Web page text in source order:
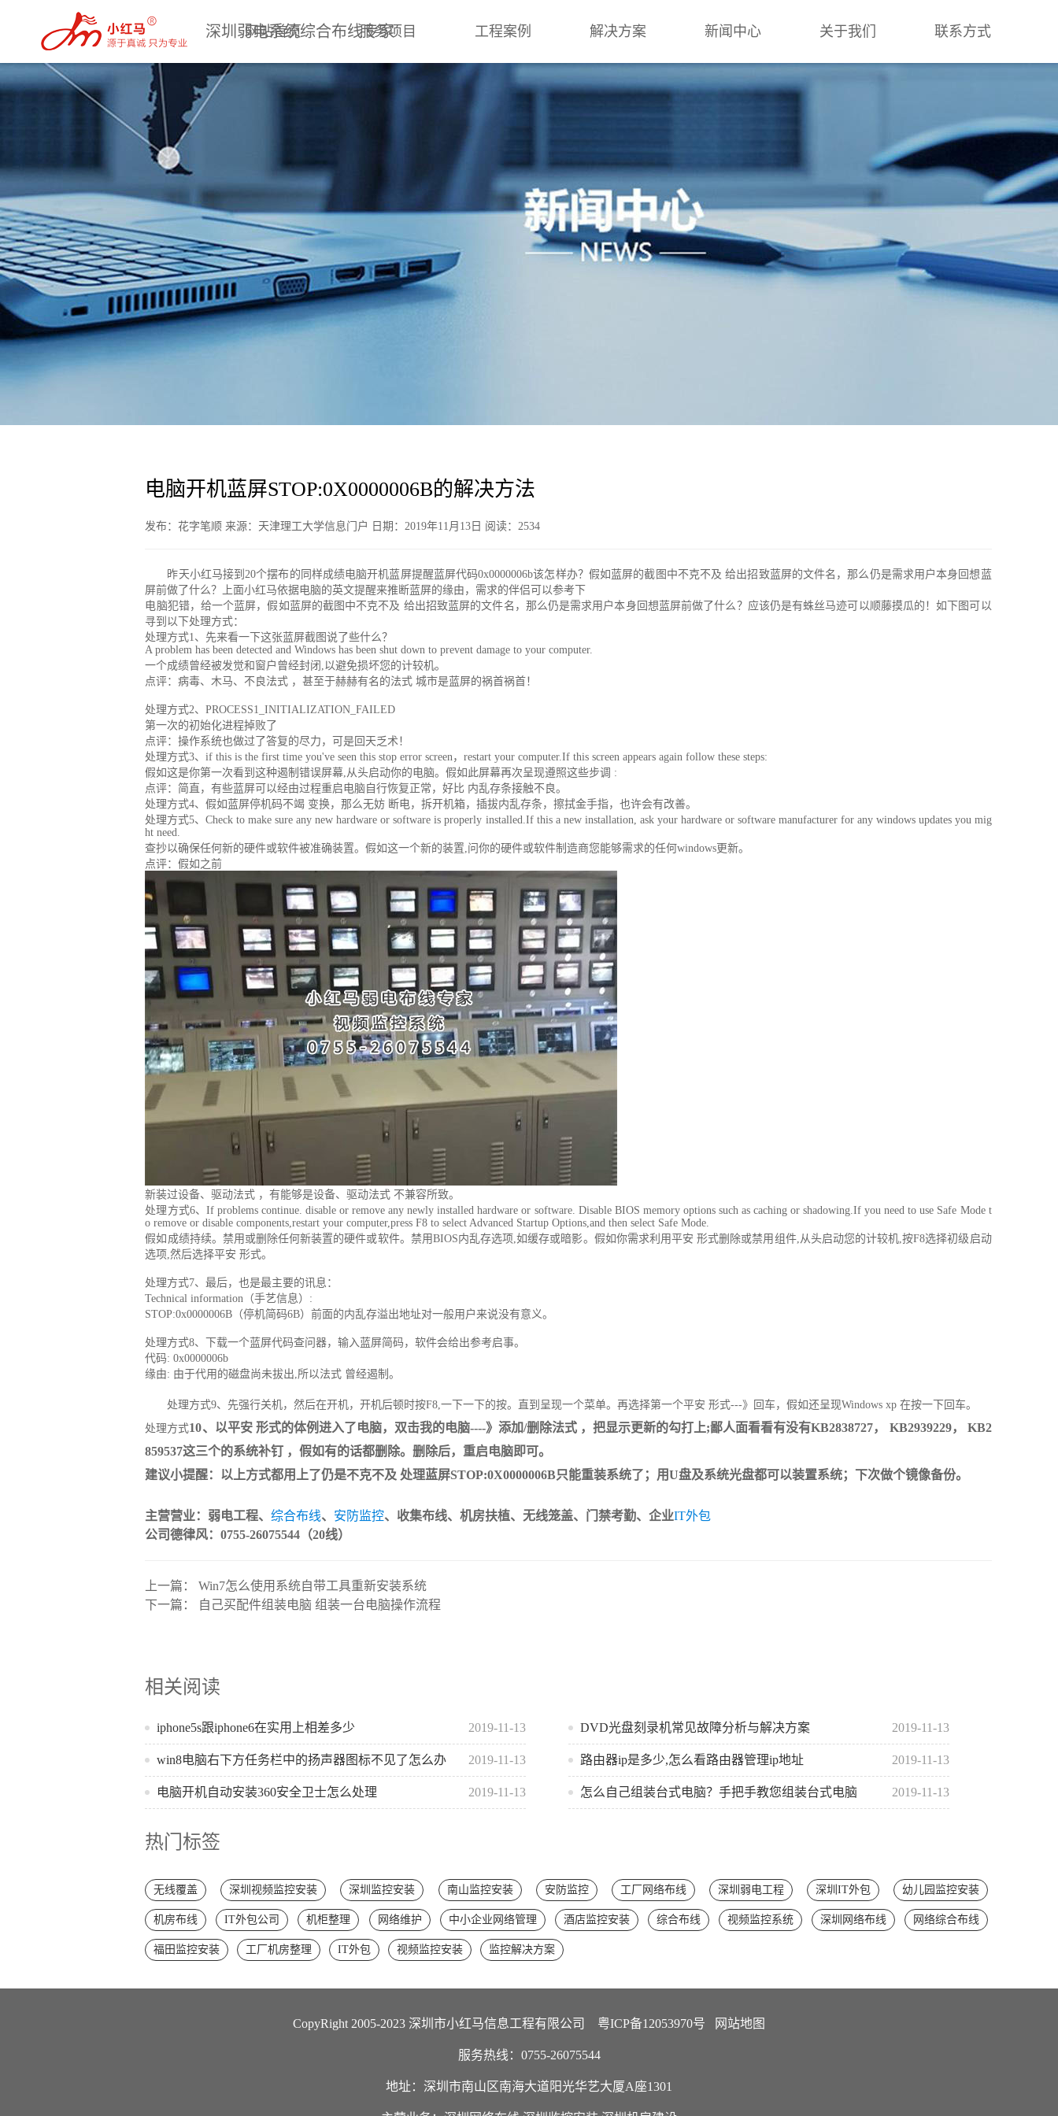
深圳弱电系统综合布线专家
网站首页 服务项目 工程案例 解决方案 新闻中心 关于我们 联系方式
电脑开机蓝屏STOP:0X0000006B的解决方法
发布：花字笔顺 来源：天津理工大学信息门户 日期：2019年11月13日 阅读：2534
昨天小红马接到20个摆布的同样成绩电脑开机蓝屏提醒蓝屏代码0x0000006b该怎样办？假如蓝屏的截图中不克不及 给出招致蓝屏的文件名，那么仍是需求用户本身回想蓝
屏前做了什么？上面小红马依据电脑的英文提醒来推断蓝屏的缘由，需求的伴侣可以参考下
电脑犯错，给一个蓝屏，假如蓝屏的截图中不克不及 给出招致蓝屏的文件名，那么仍是需求用户本身回想蓝屏前做了什么？应该仍是有蛛丝马迹可以顺藤摸瓜的！如下图可以
寻到以下处理方式：
处理方式1、先来看一下这张蓝屏截图说了些什么？
A problem has been detected and Windows has been shut down to prevent damage to your computer.
一个成绩曾经被发觉和窗户曾经封闭,以避免损坏您的计较机。
点评：病毒、木马、不良法式 ，甚至于赫赫有名的法式 城市是蓝屏的祸首祸首！
处理方式2、PROCESS1_INITIALIZATION_FAILED
第一次的初始化进程掉败了
点评：操作系统也做过了答复的尽力，可是回天乏术！
处理方式3、if this is the first time you've seen this stop error screen，restart your computer.If this screen appears again follow these steps:
假如这是你第一次看到这种遏制错误屏幕,从头启动你的电脑。假如此屏幕再次呈现遵照这些步调 :
点评：简直，有些蓝屏可以经由过程重启电脑自行恢复正常，好比 内乱存条接触不良。
处理方式4、假如蓝屏停机码不竭 变换，那么无妨 断电，拆开机箱，插拔内乱存条，擦拭金手指，也许会有改善。
处理方式5、Check to make sure any new hardware or software is properly installed.If this a new installation, ask your hardware or software manufacturer for any windows updates you mig
ht need.
查抄以确保任何新的硬件或软件被准确装置。假如这一个新的装置,问你的硬件或软件制造商您能够需求的任何windows更新。
点评：假如之前
新装过设备、驱动法式 ，有能够是设备、驱动法式 不兼容所致。
处理方式6、If problems continue. disable or remove any newly installed hardware or software. Disable BIOS memory options such as caching or shadowing.If you need to use Safe Mode t
o remove or disable components,restart your computer,press F8 to select Advanced Startup Options,and then select Safe Mode.
假如成绩持续。禁用或删除任何新装置的硬件或软件。禁用BIOS内乱存选项,如缓存或暗影。假如你需求利用平安 形式删除或禁用组件,从头启动您的计较机,按F8选择初级启动
选项,然后选择平安 形式。
处理方式7、最后，也是最主要的讯息：
Technical information（手艺信息）:
STOP:0x0000006B（停机简码6B）前面的内乱存溢出地址对一般用户来说没有意义。
处理方式8、下载一个蓝屏代码查问器，输入蓝屏简码，软件会给出参考启事。
代码: 0x0000006b
缘由: 由于代用的磁盘尚未拔出,所以法式 曾经遏制。
处理方式9、先强行关机，然后在开机，开机后顿时按F8,一下一下的按。直到呈现一个菜单。再选择第一个平安 形式---》回车，假如还呈现Windows xp 在按一下回车。
处理方式10、以平安 形式的体例进入了电脑，双击我的电脑----》添加/删除法式 ，把显示更新的勾打上;鄙人面看看有没有KB2838727， KB2939229， KB2
859537这三个的系统补钉 ，假如有的话都删除。删除后，重启电脑即可。
建议小提醒：以上方式都用上了仍是不克不及 处理蓝屏STOP:0X0000006B只能重装系统了；用U盘及系统光盘都可以装置系统；下次做个镜像备份。
主营营业：弱电工程、综合布线、 安防监控、收集布线、机房扶植、无线笼盖、门禁考勤、企业IT外包
公司德律风：0755-26075544（20线）
上一篇：Win7怎么使用系统自带工具重新安装系统
下一篇： 自己买配件组装电脑 组装一台电脑操作流程
相关阅读
2019-11-13
iphone5s跟iphone6在实用上相差多少 2019-11-13
DVD光盘刻录机常见故障分析与解决方案
2019-11-13
win8电脑右下方任务栏中的扬声器图标不见了怎么办 2019-11-13
路由器ip是多少,怎么看路由器管理ip地址
2019-11-13
电脑开机自动安装360安全卫士怎么处理 2019-11-13
怎么自己组装台式电脑？手把手教您组装台式电脑
热门标签
无线覆盖 深圳视频监控安装 深圳监控安装 南山监控安装 安防监控 工厂网络布线 深圳弱电工程 深圳IT外包 幼儿园监控安装
机房布线 IT外包公司 机柜整理 网络维护 中小企业网络管理 酒店监控安装 综合布线 视频监控系统 深圳网络布线 网络综合布线
福田监控安装 工厂机房整理 IT外包 视频监控安装 监控解决方案
CopyRight 2005-2023 深圳市小红马信息工程有限公司 粤ICP备12053970号 网站地图
服务热线：0755-26075544
地址：深圳市南山区南海大道阳光华艺大厦A座1301